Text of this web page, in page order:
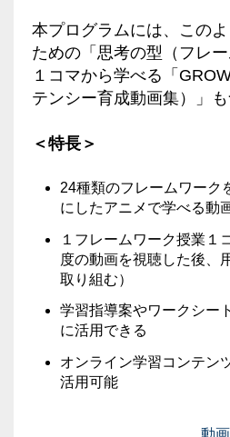
本プログラムには、この
ための「思考の型（フレ
１コマから学べる「
テンシー育成動画集）」も
＜特長＞
24種類のフレームワーク
にしたアニメで学べる動
１フレームワーク授業１
度の動画を視聴した後、
取り組む）
学習指導案やワークシー
に活用できる
オンライン学習コンテン
活用可能